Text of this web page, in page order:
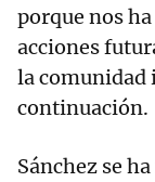
porque nos
acciones
la comunidad
continuación.
Sánchez se